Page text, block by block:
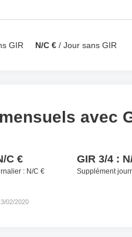
GIR N/C € / Jour sans GIR
avec
C €
: N/C €
GIR 3/4 :
Supplément
02/2020